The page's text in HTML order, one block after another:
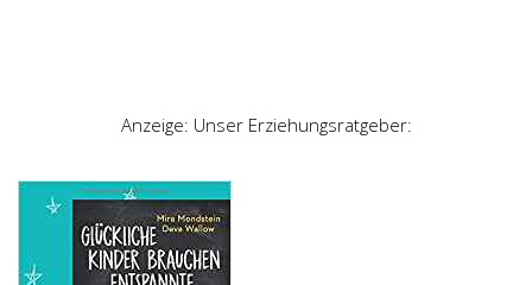
Anzeige: Unser Erziehungsratgeber: